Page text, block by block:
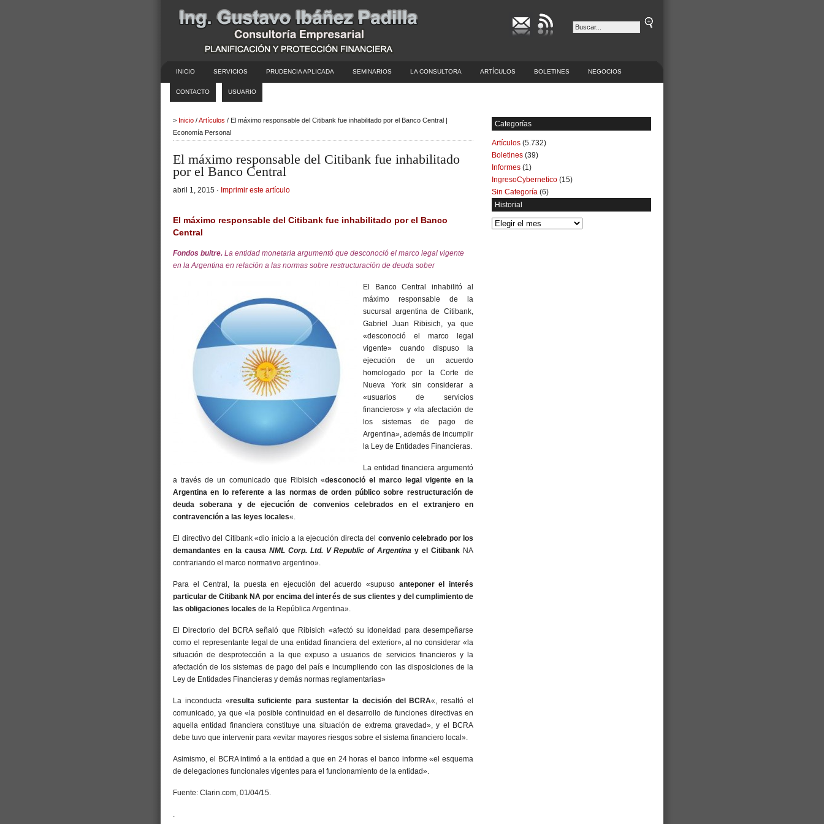
INICIO SERVICIOS PRUDENCIA APLICADA SEMINARIOS LA CONSULTORA ARTÍCULOS BOLETINES NEGOCIOS
CONTACTO USUARIO
> Inicio /Artículos / El máximo responsable del Citibank fue inhabilitado por el Banco Central |
Economía Personal
El máximo responsable del Citibank fue inhabilitado
por el Banco Central
abril 1, 2015 · Imprimir este artículo
El máximo responsable del Citibank fue inhabilitado por el Banco
Central
Fondos buitre. La entidad monetaria argumentó que desconoció el marco legal vigente
en la Argentina en relación a las normas sobre restructuración de deuda sober
El Banco Central inhabilitó al
máximo responsable de la
sucursal argentina de Citibank,
Gabriel Juan Ribisich, ya que
«desconoció el marco legal
vigente» cuando dispuso la
ejecución de un acuerdo
homologado por la Corte de
Nueva York sin considerar a
«usuarios de servicios
financieros» y «la afectación de
los sistemas de pago de
Argentina», además de incumplir
la Ley de Entidades Financieras.
La entidad financiera argumentó
a través de un comunicado que Ribisich «desconoció el marco legal vigente en la
Argentina en lo referente a las normas de orden público sobre restructuración de
deuda soberana y de ejecución de convenios celebrados en el extranjero en
contravención a las leyes locales«.
El directivo del Citibank «dio inicio a la ejecución directa del convenio celebrado por los
demandantes en la causa NML Corp. Ltd. V Republic of Argentina y el Citibank NA
contrariando el marco normativo argentino».
Para el Central, la puesta en ejecución del acuerdo «supuso anteponer el interés
particular de Citibank NA por encima del interés de sus clientes y del cumplimiento de
las obligaciones locales de la República Argentina».
El Directorio del BCRA señaló que Ribisich «afectó su idoneidad para desempeñarse
como el representante legal de una entidad financiera del exterior», al no considerar «la
situación de desprotección a la que expuso a usuarios de servicios financieros y la
afectación de los sistemas de pago del país e incumpliendo con las disposiciones de la
Ley de Entidades Financieras y demás normas reglamentarias»
La inconducta «resulta suficiente para sustentar la decisión del BCRA«, resaltó el
comunicado, ya que «la posible continuidad en el desarrollo de funciones directivas en
aquella entidad financiera constituye una situación de extrema gravedad», y el BCRA
debe tuvo que intervenir para «evitar mayores riesgos sobre el sistema financiero local».
Asimismo, el BCRA intimó a la entidad a que en 24 horas el banco informe «el esquema
de delegaciones funcionales vigentes para el funcionamiento de la entidad».
Fuente: Clarin.com, 01/04/15.
.
Categorías
Artículos (5.732)
Boletines (39)
Informes (1)
IngresoCybernetico (15)
Sin Categoría (6)
Historial
Historial